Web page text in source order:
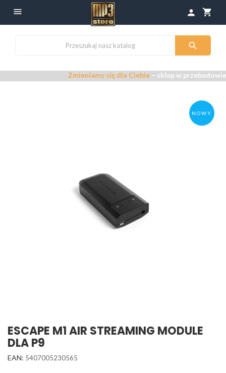
 shopping_cart
person

Zmieniamy się dla Ciebie– sklep w przebudowie –
NOWY
ESCAPE M1 AIR STREAMING MODULE
DLA P9
EAN: 5407005230565